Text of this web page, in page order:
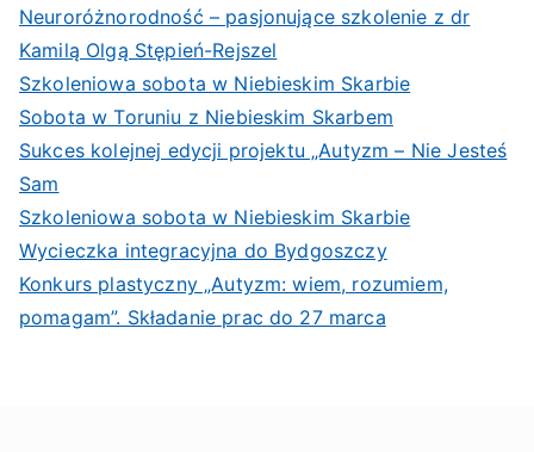
Neuroróżnorodność – pasjonujące szkolenie z dr
Kamilą Olgą Stępień-Rejszel
Szkoleniowa sobota w Niebieskim Skarbie
Sobota w Toruniu z Niebieskim Skarbem
Sukces kolejnej edycji projektu „Autyzm – Nie Jesteś
Sam
Szkoleniowa sobota w Niebieskim Skarbie
Wycieczka integracyjna do Bydgoszczy
Konkurs plastyczny „Autyzm: wiem, rozumiem,
pomagam”. Składanie prac do 27 marca